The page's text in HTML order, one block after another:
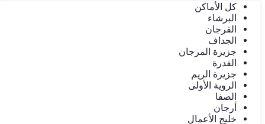
كل الأماكن
البرشاء
الفرجان
الجداف
جزيرة المرجان
القدرة
جزيرة الريم
الروية الأولى
الصفا
أرجان
خليج الأعمال